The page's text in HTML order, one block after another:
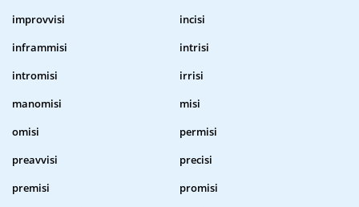
improvvisi
incisi
inframmisi
intrisi
intromisi
irrisi
manomisi
misi
omisi
permisi
preavvisi
precisi
premisi
promisi